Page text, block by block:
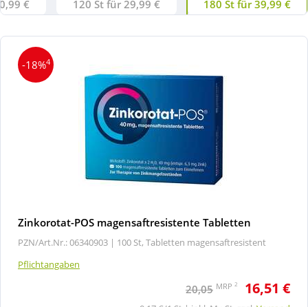
€ 120 St für 29,99 € 180 St für 39,99 €
-18%4
Zinkorotat-POS magensaftresistente Tabletten
PZN/Art.Nr.: 06340903 | 100 St, Tabletten magensaftresistent
Pflichtangaben
20,05 MRP 2 16,51 €